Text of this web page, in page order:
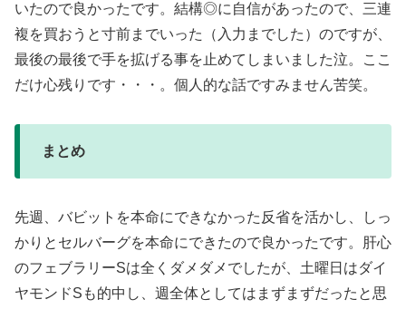
いたので良かったです。結構◎に自信があったので、三連
複を買おうと寸前までいった（入力までした）のですが、
最後の最後で手を拡げる事を止めてしまいました泣。ここ
だけ心残りです・・・。個人的な話ですみません苦笑。
まとめ
先週、バビットを本命にできなかった反省を活かし、しっ
かりとセルバーグを本命にできたので良かったです。肝心
のフェブラリーSは全くダメダメでしたが、土曜日はダイ
ヤモンドSも的中し、週全体としてはまずまずだったと思